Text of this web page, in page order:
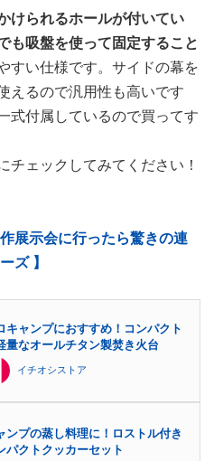
けられるホールが付いてい
も吸盤を使って固定すること
すい仕様です。サイドの幕を
えるので汎用性も高いです
式付属しているので買ってす
チェックしてみてください！
展示会に行ったら驚きの連
ズ 】
キャンプにおすすめ！コンパクト
量なオールチタン製焚き火台
イチオシストア
ンプの蒸し料理に！ロストル付き
パクトクッカーセット